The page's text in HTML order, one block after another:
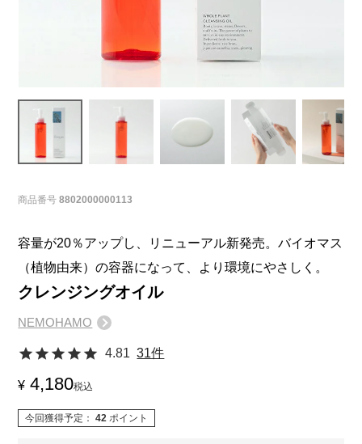
商品番号 8802000000113
容量が20％アップし、リニューアル新発売。バイオマス
（植物由来）の容器になって、より環境にやさしく。
クレンジングオイル
NEMOHAMO
4.81 31件
¥ 4,180税込
今回獲得予定： 42 ポイント